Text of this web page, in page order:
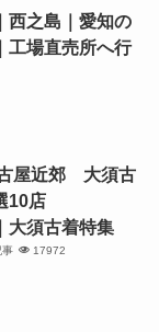
西之島｜愛知の
工場直売所へ行
古屋近郊 大須古
10店
大須古着特集
事 17972